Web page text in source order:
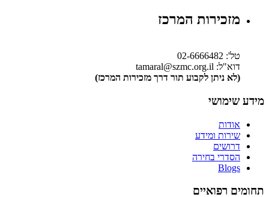
מזכירות המרכז
טל': 02-6666482
דוא"ל: tamaral@szmc.org.il
(לא ניתן לקבוע תור דרך מזכירות המרכז)
מידע שימושי
אודות
שירות ומידע
דרושים
הסדרי בחירה
Blogs
תחומים רפואיים